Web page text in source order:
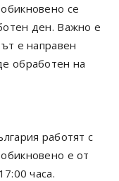
се
ден. Важно е
е направен
обработен на
работят с
е от
часа.